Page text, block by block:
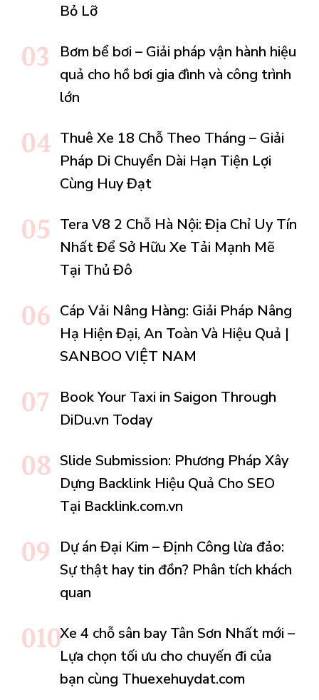
Bỏ Lỡ
Bơm bể bơi – Giải pháp vận hành hiệu
quả cho hồ bơi gia đình và công trình
lớn
Thuê Xe 18 Chỗ Theo Tháng – Giải
Pháp Di Chuyển Dài Hạn Tiện Lợi
Cùng Huy Đạt
Tera V8 2 Chỗ Hà Nội: Địa Chỉ Uy Tín
Nhất Để Sở Hữu Xe Tải Mạnh Mẽ
Tại Thủ Đô
Cáp Vải Nâng Hàng: Giải Pháp Nâng
Hạ Hiện Đại, An Toàn Và Hiệu Quả |
SANBOO VIỆT NAM
Book Your Taxi in Saigon Through
DiDu.vn Today
Slide Submission: Phương Pháp Xây
Dựng Backlink Hiệu Quả Cho SEO
Tại Backlink.com.vn
Dự án Đại Kim – Định Công lừa đảo:
Sự thật hay tin đồn? Phân tích khách
quan
Xe 4 chỗ sân bay Tân Sơn Nhất mới –
Lựa chọn tối ưu cho chuyến đi của
bạn cùng Thuexehuydat.com